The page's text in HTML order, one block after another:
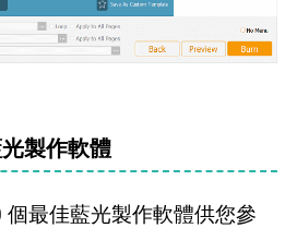
製作軟體
最佳藍光製作軟體供您參